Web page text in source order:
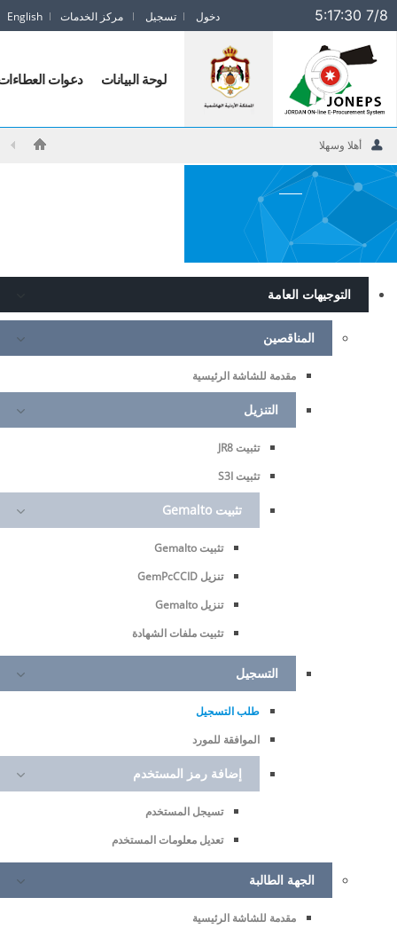
Jordan
ONline
Procurement
System
logo
5:17:30 7/8 دخول تسجيل مركز الخدمات English
لوحة البيانات دعوات
أهلا وسهلا
التوجيهات العامة
المناقصين
مقدمة للشاشة الرئيسية
التنزيل
تثبيت JR8
تثبيت S3I
تثبيت Gemalto
تثبيت Gemalto
تنزيل GemPcCCID
تنزيل Gemalto
تثبيت ملفات الشهادة
التسجيل
طلب التسجيل
الموافقة للمورد
إضافة رمز المستخدم
تسيجل المستخدم
تعديل معلومات المستخدم
الجهة الطالبة
مقدمة للشاشة الرئيسية